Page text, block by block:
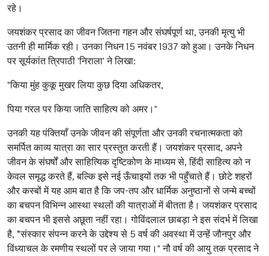
रहे।
जयशंकर प्रसाद का जीवन जितना गहन और संघर्षपूर्ण था, उनकी मृत्यु भी
उतनी ही मार्मिक रही। उनका निधन 15 नवंबर 1937 को हुआ। उनके निधन
पर सूर्यकांत त्रिपाठी 'निराला' ने लिखा:
"किया मुंह कुकू मुखर लिया कुछ दिया अधिकतर,
पिया गरल पर किया जाति साहित्य को अमर।"
उनकी यह पंक्तियाँ उनके जीवन की संपूर्णता और उनकी रचनात्मकता को
समर्पित काव्य यात्रा का सार प्रस्तुत करती हैं। जयशंकर प्रसाद, अपने
जीवन के संघर्षों और साहित्यिक दृष्टिकोण के माध्यम से, हिंदी साहित्य को न
केवल समृद्ध करते हैं, बल्कि इसे नई ऊँचाइयों तक भी पहुँचाते हैं। छोटे शहरों
और कस्बों में यह आम बात है कि जप-तप और धार्मिक अनुष्ठानों से जन्मे बच्चों
का बचपन विभिन्न आस्था स्थलों की यात्राओं में बीतता है। जयशंकर प्रसाद
का बचपन भी इससे अछूता नहीं रहा। गोविंदलाल छाबड़ा ने इस संदर्भ में लिखा
है, “संस्कार संपन्न करने के उद्देश्य से 5 वर्ष की अवस्था में उन्हें जौनपुर और
विंध्याचल के रमणीय स्थलों पर ले जाया गया।" नौ वर्ष की आयु तक प्रसाद ने